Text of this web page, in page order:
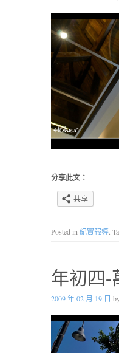
分享此文：
共享
Posted in 紀實報導.
年初四-
2009 年 02 月 19 日